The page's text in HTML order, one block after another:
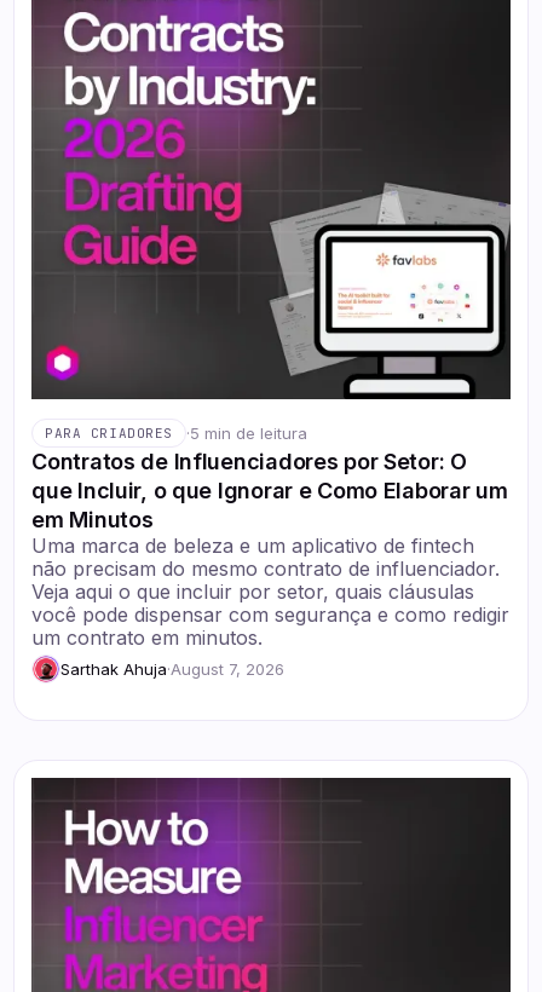
PARA CRIADORES ·5 min de leitura
Contratos de Influenciadores por Setor: O
que Incluir, o que Ignorar e Como Elaborar um
em Minutos
Uma marca de beleza e um aplicativo de fintech
não precisam do mesmo contrato de influenciador.
Veja aqui o que incluir por setor, quais cláusulas
você pode dispensar com segurança e como redigir
um contrato em minutos.
Sarthak Ahuja·August 7, 2026